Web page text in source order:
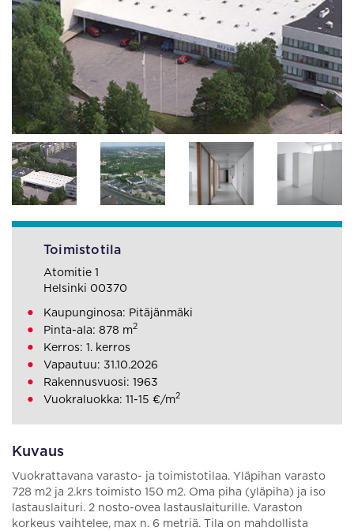
Kuvaus
Vuokrattavana varasto- ja toimistotilaa. Yläpihan varasto
728 m2 ja 2.krs toimisto 150 m2. Oma piha (yläpiha) ja iso
lastauslaituri. 2 nosto-ovea lastauslaiturille. Varaston
korkeus vaihtelee, max n. 6 metriä. Tila on mahdollista
Toimistotila
Atomitie 1
Helsinki 00370
Kaupunginosa: Pitäjänmäki
Pinta-ala: 878 m2
Kerros: 1. kerros
Vapautuu: 31.10.2026
Rakennusvuosi: 1963
Vuokraluokka: 11-15 €/m2